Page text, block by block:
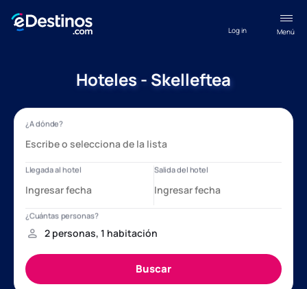
Menú
Log in
Hoteles - Skelleftea